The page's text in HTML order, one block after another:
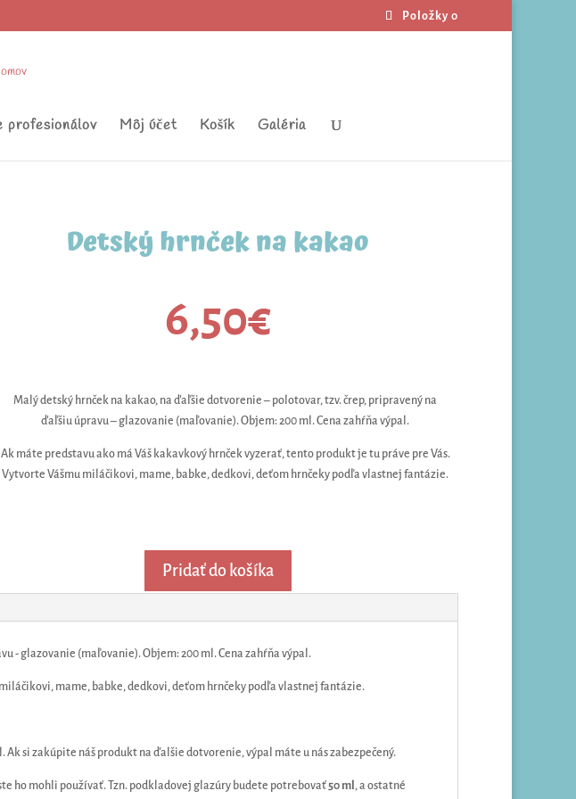
Položky 0
profesionálov Môj účet Košík Galéria
Detský hrnček na kakao
6,50€
Malý detský hrnček na kakao, na ďaľšie dotvorenie – polotovar, tzv. črep, pripravený na
ďaľšiu úpravu – glazovanie (maľovanie). Objem: 200 ml. Cena zahŕňa výpal.
Ak máte predstavu ako má Váš kakavkový hrnček vyzerať, tento produkt je tu práve pre Vás.
Vytvorte Vášmu miláčikovi, mame, babke, dedkovi, deťom hrnčeky podľa vlastnej fantázie.
Pridať do košíka
- glazovanie (maľovanie). Objem: 200 ml. Cena zahŕňa výpal.
mame, babke, dedkovi, deťom hrnčeky podľa vlastnej fantázie.
Ak si zakúpite náš produkt na ďalšie dotvorenie, výpal máte u nás zabezpečený.
ho mohli používať. Tzn. podkladovej glazúry budete potrebovať50 ml , a ostatné